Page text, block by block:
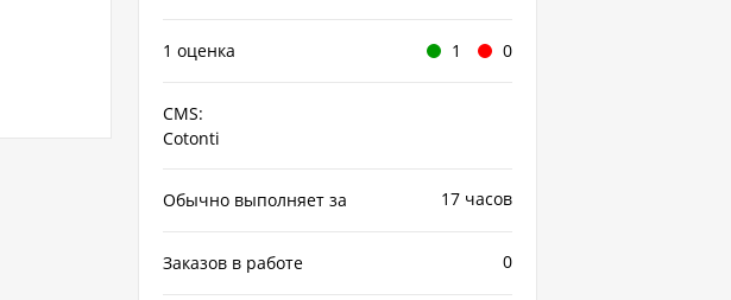
1 0
1 оценка
CMS:
Cotonti
17 часов
Обычно выполняет за
0
Заказов в работе